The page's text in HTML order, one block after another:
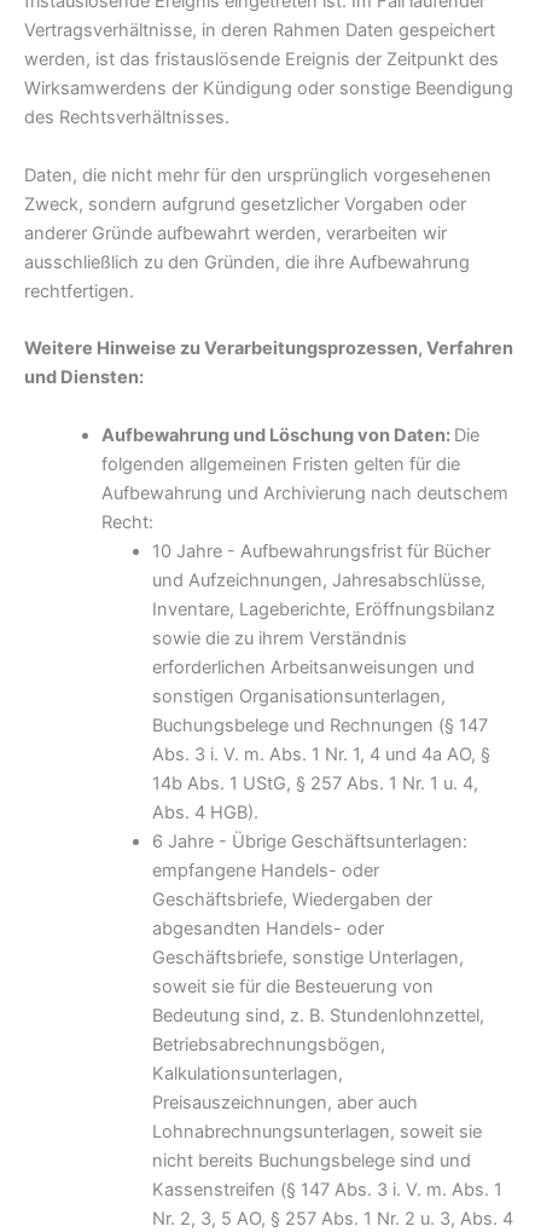
Vertragsverhältnisse, in deren Rahmen Daten gespeichert
werden, ist das fristauslösende Ereignis der Zeitpunkt des
Wirksamwerdens der Kündigung oder sonstige Beendigung
des Rechtsverhältnisses.
Daten, die nicht mehr für den ursprünglich vorgesehenen
Zweck, sondern aufgrund gesetzlicher Vorgaben oder
anderer Gründe aufbewahrt werden, verarbeiten wir
ausschließlich zu den Gründen, die ihre Aufbewahrung
rechtfertigen.
Weitere Hinweise zu Verarbeitungsprozessen, Verfahren
und Diensten:
Aufbewahrung und Löschung von Daten: Die
folgenden allgemeinen Fristen gelten für die
Aufbewahrung und Archivierung nach deutschem
Recht:
10 Jahre - Aufbewahrungsfrist für Bücher
und Aufzeichnungen, Jahresabschlüsse,
Inventare, Lageberichte, Eröffnungsbilanz
sowie die zu ihrem Verständnis
erforderlichen Arbeitsanweisungen und
sonstigen Organisationsunterlagen,
Buchungsbelege und Rechnungen (§ 147
Abs. 3 i. V. m. Abs. 1 Nr. 1, 4 und 4a AO, §
14b Abs. 1 UStG, § 257 Abs. 1 Nr. 1 u. 4,
Abs. 4 HGB).
6 Jahre - Übrige Geschäftsunterlagen:
empfangene Handels- oder
Geschäftsbriefe, Wiedergaben der
abgesandten Handels- oder
Geschäftsbriefe, sonstige Unterlagen,
soweit sie für die Besteuerung von
Bedeutung sind, z. B. Stundenlohnzettel,
Betriebsabrechnungsbögen,
Kalkulationsunterlagen,
Preisauszeichnungen, aber auch
Lohnabrechnungsunterlagen, soweit sie
nicht bereits Buchungsbelege sind und
Kassenstreifen (§ 147 Abs. 3 i. V. m. Abs. 1
Nr. 2, 3, 5 AO, § 257 Abs. 1 Nr. 2 u. 3, Abs. 4